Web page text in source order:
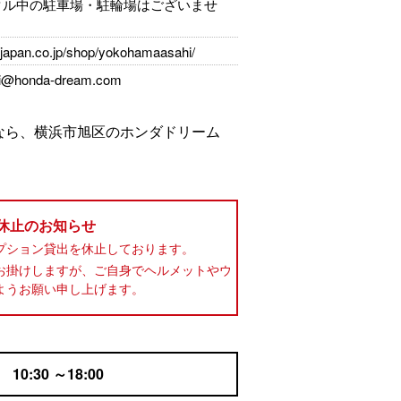
中の駐車場・駐輪場はございませ
shop/yokohamaasahi/
dream.com
、横浜市旭区のホンダドリーム
止のお知らせ
ョン貸出を休止しております。
けしますが、ご自身でヘルメットやウ
お願い申し上げます。
10:30 ～18:00